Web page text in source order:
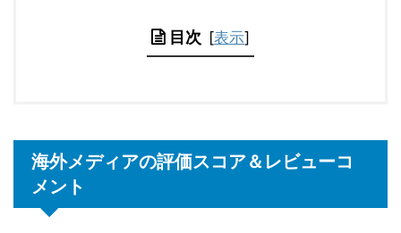
目次 [表示]
海外メディアの評価スコア＆レビューコ
メント